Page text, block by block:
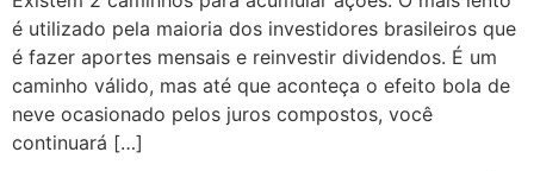
é utilizado pela maioria dos investidores brasileiros que
é fazer aportes mensais e reinvestir dividendos. É um
caminho válido, mas até que aconteça o efeito bola de
neve ocasionado pelos juros compostos, você
continuará […]